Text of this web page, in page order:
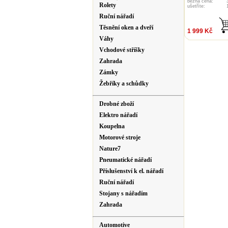
Rolety
Ruční nářadí
Těsnění oken a dveří
Váhy
Vchodové stříšky
Zahrada
Zámky
Žebříky a schůdky
Drobné zboží
Elektro nářadí
Koupelna
Motorové stroje
Nature7
Pneumatické nářadí
Příslušenství k el. nářadí
Ruční nářadí
Stojany s nářadím
Zahrada
Automotive
bežná cena:
ušetříte:
1 999 Kč